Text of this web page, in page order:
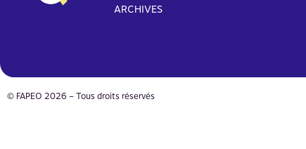
ARCHIVES
© FAPEO 2026 – Tous droits réservés